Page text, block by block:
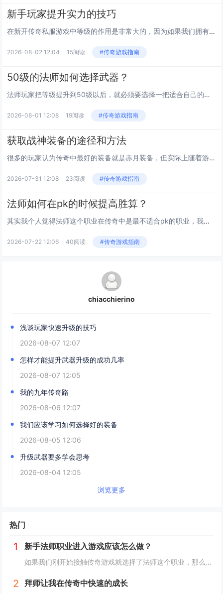
新手玩家提升实力的技巧
在新开传奇私服游戏中等级的作用是非常大的，因为如果我们拥有很好的技能，很高的等级，我们的战斗能力也会变得强大。战士这个...
2026-08-02 12:04 15阅读 #传奇游戏指南
50级的法师如何选择武器？
法师玩家把等级提升到50级以后，就必须要选择一把适合自己的武器，而在传奇中，50级的法师有两种武器可以选择，第一把武器...
2026-08-01 12:08 19阅读 #传奇游戏指南
获取战神装备的途径和方法
很多的玩家认为传奇中最好的装备就是赤月装备，但实际上随着游戏不断的演变和更新，一方面增加了一些新的地图，同时也增加了一...
2026-07-31 12:08 23阅读 #传奇游戏指南
法师如何在pk的时候提高胜算？
其实我个人觉得法师这个职业在传奇中是最不适合pk的职业，我相信很多的玩家也都有和我一样的感觉。法师在和其他职业pk的时...
2026-07-22 12:06 40阅读 #传奇游戏指南
chiacchierino
浅谈玩家快速升级的技巧
2026-08-07 12:07
怎样才能提升武器升级的成功几率
2026-08-07 12:05
我的九年传奇路
2026-08-06 12:07
我们应该学习如何选择好的装备
2026-08-05 12:06
升级武器要多学会思考
2026-08-04 12:05
浏览更多
热门
1 新手法师职业进入游戏应该怎么做？
如果我们刚开始接触传奇游戏就选择了法师这个职业，那么可以享受到比较好的视觉效果，因为法师这个职业的技能是非常炫酷的。而且这个职业也有许多的女性玩家在玩。当我们进入游戏，以后我们可以选择自己的游戏职业。我们可以直接选择法师职业性别的话，我们...
2 拜师让我在传奇中快速的成长